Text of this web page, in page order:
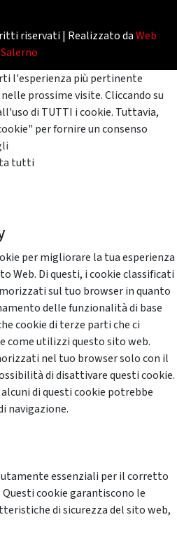
riservati | Realizzato daWeb
l'esperienza più pertinente
prossime visite. Cliccando su
di TUTTI i cookie. Tuttavia,
per fornire un consenso
tutti
per migliorare la tua esperienza
Web. Di questi, i cookie classificati
sul tuo browser in quanto
delle funzionalità di base
cookie di terze parti che ci
come utilizzi questo sito web.
nel tuo browser solo con il
di disattivare questi cookie.
di questi cookie potrebbe
navigazione.
essenziali per il corretto
cookie garantiscono le
di sicurezza del sito web,